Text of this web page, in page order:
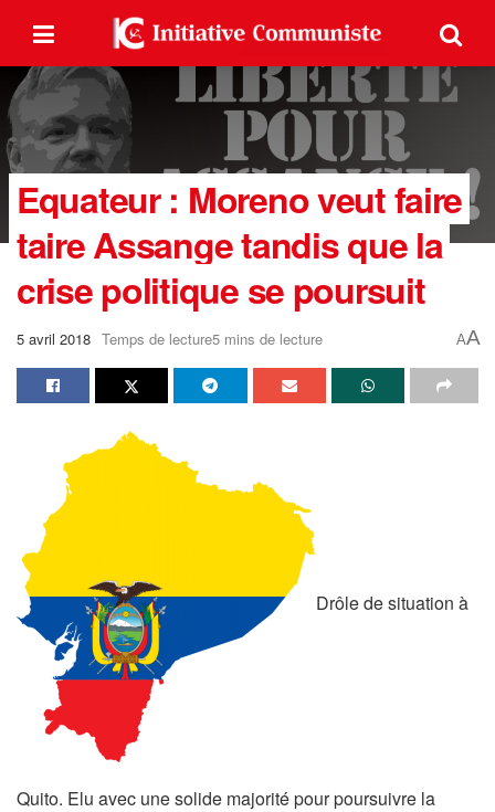
Equateur : Moreno veut faire
taire Assange tandis que la
crise politique se poursuit
5 avril 2018 Temps de lecture5 mins de lecture AA
Drôle de situation à
Quito. Elu avec une solide majorité pour poursuivre la